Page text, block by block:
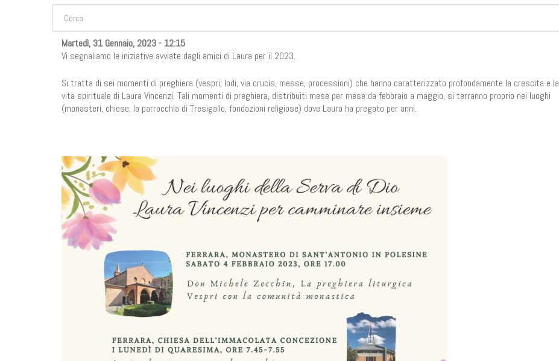
FORM DI RICERCA
Martedì, 31 Gennaio, 2023 - 12:15
Vi segnaliamo le iniziative avviate dagli amici di Laura per il 2023.
Si tratta di sei momenti di preghiera (vespri, lodi, via crucis, messe, processioni) che hanno caratterizzato profondamente la crescita e la
vita spirituale di Laura Vincenzi. Tali momenti di preghiera, distribuiti mese per mese da febbraio a maggio, si terranno proprio nei luoghi
(monasteri, chiese, la parrocchia di Tresigallo, fondazioni religiose) dove Laura ha pregato per anni.